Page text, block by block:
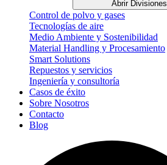
Abrir Divisiones
Control de polvo y gases
Tecnologías de aire
Medio Ambiente y Sostenibilidad
Material Handling y Procesamiento
Smart Solutions
Repuestos y servicios
Ingeniería y consultoría
Casos de éxito
Sobre Nosotros
Contacto
Blog